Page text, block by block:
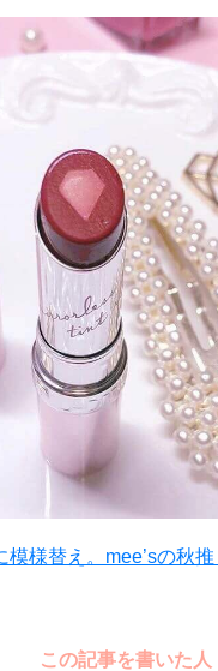
模様替え。mee’sの秋推
この記事を書いた人